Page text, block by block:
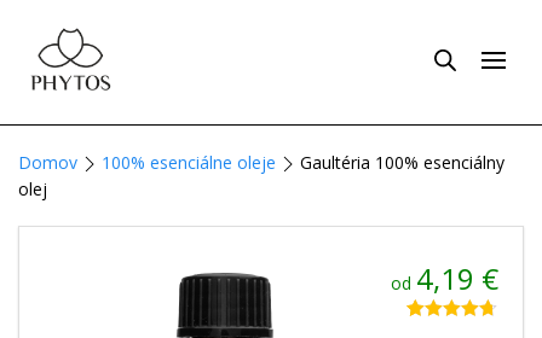
Domov 100% esenciálne oleje
Gaultéria 100% esenciálny
olej
od 4,19 €